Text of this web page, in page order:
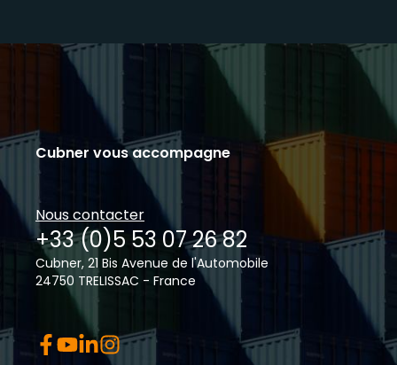
Cubner vous accompagne
Nous contacter
+33 (0)5 53 07 26 82
Cubner, 21 Bis Avenue de l'Automobile
24750 TRELISSAC - France